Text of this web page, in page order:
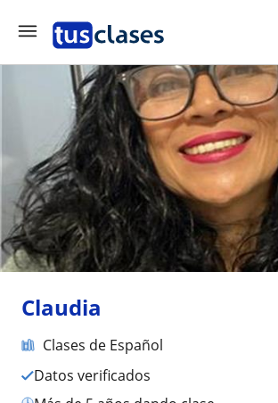
Claudia
Clases de Español
Datos verificados